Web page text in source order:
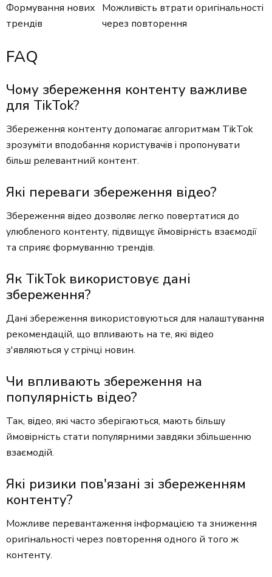
Формування нових
трендів
Можливість втрати оригінальності
через повторення
FAQ
Чому збереження контенту важливе
для TikTok?
Збереження контенту допомагає алгоритмам TikTok
зрозуміти вподобання користувачів і пропонувати
більш релевантний контент.
Які переваги збереження відео?
Збереження відео дозволяє легко повертатися до
улюбленого контенту, підвищує ймовірність взаємодії
та сприяє формуванню трендів.
Як TikTok використовує дані
збереження?
Дані збереження використовуються для налаштування
рекомендацій, що впливають на те, які відео
з'являються у стрічці новин.
Чи впливають збереження на
популярність відео?
Так, відео, які часто зберігаються, мають більшу
ймовірність стати популярними завдяки збільшенню
взаємодій.
Які ризики пов'язані зі збереженням
контенту?
Можливе перевантаження інформацією та зниження
оригінальності через повторення одного й того ж
контенту.